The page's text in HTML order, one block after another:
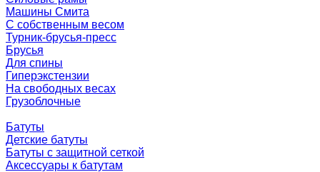
Машины Смита
C собственным весом
Турник-брусья-пресс
Брусья
Для спины
Гиперэкстензии
На свободных весах
Грузоблочные
Батуты
Детские батуты
Батуты с защитной сеткой
Аксессуары к батутам